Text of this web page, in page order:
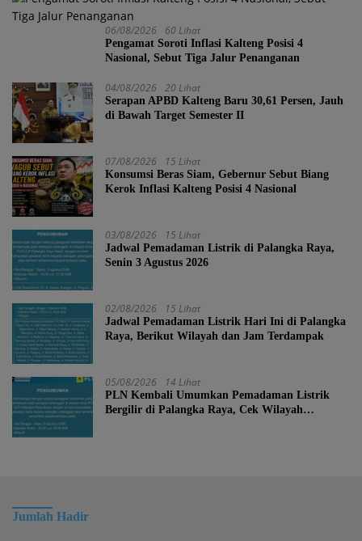
06/08/2026 60 Lihat
Pengamat Soroti Inflasi Kalteng Posisi 4
Nasional, Sebut Tiga Jalur Penanganan
04/08/2026 20 Lihat
Serapan APBD Kalteng Baru 30,61 Persen, Jauh
di Bawah Target Semester II
07/08/2026 15 Lihat
Konsumsi Beras Siam, Gebernur Sebut Biang
Kerok Inflasi Kalteng Posisi 4 Nasional
03/08/2026 15 Lihat
Jadwal Pemadaman Listrik di Palangka Raya,
Senin 3 Agustus 2026
02/08/2026 15 Lihat
Jadwal Pemadaman Listrik Hari Ini di Palangka
Raya, Berikut Wilayah dan Jam Terdampak
05/08/2026 14 Lihat
PLN Kembali Umumkan Pemadaman Listrik
Bergilir di Palangka Raya, Cek Wilayah
Jumlah Hadir